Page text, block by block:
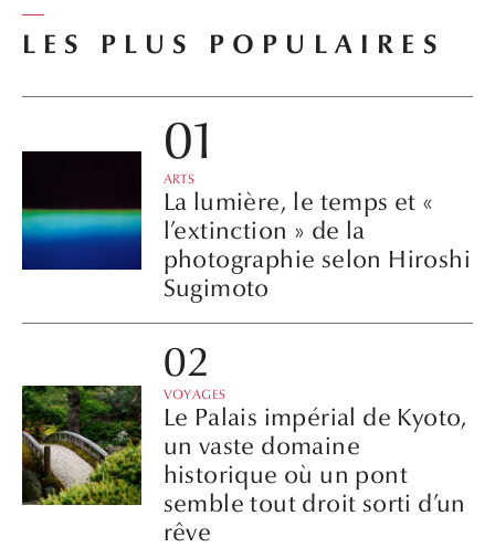
LES PLUS POPULAIRES
ARTS
La lumière, le temps et «
l’extinction » de la
photographie selon Hiroshi
Sugimoto
VOYAGES
Le Palais impérial de Kyoto,
un vaste domaine
historique où un pont
semble tout droit sorti d’un
rêve